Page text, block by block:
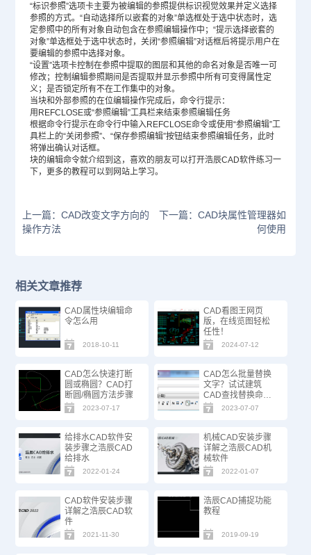
“标识参照”选项卡主要为被编辑的参照提供标识视觉效果并定义选择
参照的方式。“自动选择所以嵌套的对象”单选框处于选中状态时，选
定参照中的所有对象自动包含在参照编辑操作中；“提示选择嵌套的
对象”单选框处于选中状态时，关闭“参照编辑”对话框后将提示用户在
要编辑的参照中选择对象。
“设置”选项卡控制在参照中提取的图层和其他的命名对象是否唯一可
修改；控制编辑参照期间是否提取并显示参照中所有可变得属性定
义；是否锁定所有不在工作集中的对象。
当块和外部参照的在位编辑操作完成后，命令行提示：
用REFCLOSE或“参照编辑”工具栏来结束参照编辑任务
根据命令行提示在命令行中输入REFCLOSE命令或使用“参照编辑”工
具栏上的“关闭参照”、“保存参照编辑”按钮结束参照编辑任务，此时
将弹出确认对话框。
块的编辑命令就介绍到这，喜欢的朋友可以打开浩辰CAD软件练习一
下，更多的教程可以到网站上学习。
上一篇：CAD改变文字方向的
操作方法
下一篇：CAD块属性管理器如
何使用
相关文章推荐
CAD属性块编辑命
令怎么用
2018-10-11
CAD看图王网页
版，在线览图轻松
任性！
2024-07-12
CAD怎么快速打断
圆或椭圆？CAD打
断圆/椭圆方法步骤
2023-07-17
CAD怎么批量替换
文字？试试建筑
CAD查找替换命
令！
2023-07-07
给排水CAD软件安
装步骤之浩辰CAD
给排水
2022-01-24
机械CAD安装步骤
详解之浩辰CAD机
械软件
2022-01-07
CAD软件安装步骤
详解之浩辰CAD软
件
2021-11-30
浩辰CAD捕捉功能
教程
2019-09-19